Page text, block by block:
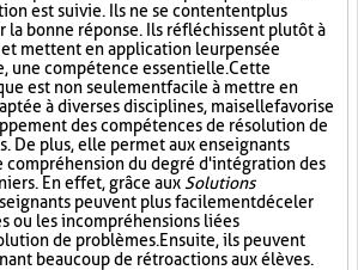
est suivie. Ils ne se contentent plus
la bonne réponse. Ils réfléchissent plutôt à
mettent en application leur pensée
une compétence essentielle. Cette
est non seulement facile à mettre en
à diverses disciplines, mais elle favorise
des compétences de résolution de
De plus, elle permet aux enseignants
du degré d'intégration des
En effet, grâce aux Solutions
peuvent plus facilement déceler
ou les incompréhensions liées
de problèmes. Ensuite, ils peuvent
beaucoup de rétroactions aux élèves.